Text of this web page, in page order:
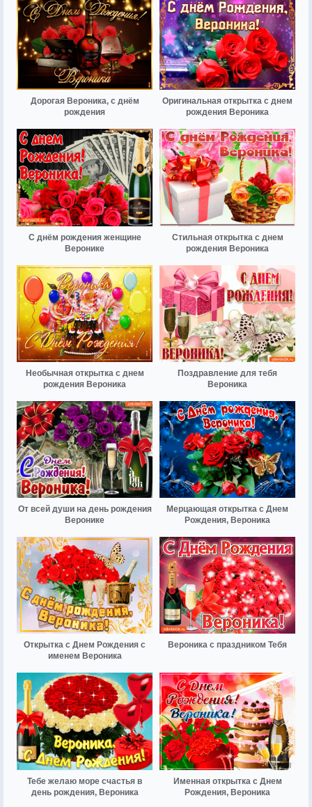
Дорогая Вероника, с днём
рождения
Оригинальная открытка с днем
рождения Вероника
С днём рождения женщине
Веронике
Стильная открытка с днем
рождения Вероника
Необычная открытка с днем
рождения Вероника
Поздравление для тебя
Вероника
От всей души на день рождения
Веронике
Мерцающая открытка с Днем
Рождения, Вероника
Открытка с Днем Рождения с
именем Вероника
Вероника с праздником Тебя
Тебе желаю море счастья в
день рождения, Вероника
Именная открытка с Днем
Рождения, Вероника